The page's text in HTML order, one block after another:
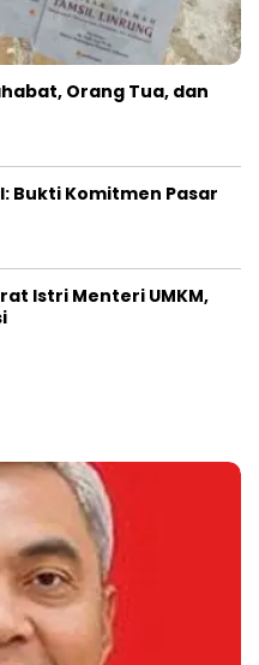
Orang Tua, dan
Bukti Komitmen Pasar
Istri Menteri UMKM,